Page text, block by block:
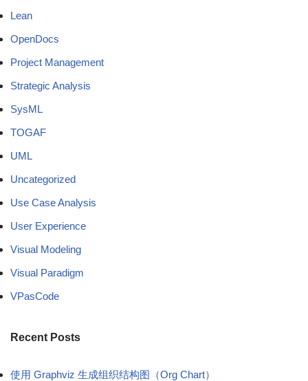
Lean
OpenDocs
Project Management
Strategic Analysis
SysML
TOGAF
UML
Uncategorized
Use Case Analysis
User Experience
Visual Modeling
Visual Paradigm
VPasCode
Recent Posts
使用 Graphviz 生成组织结构图（Org Chart）